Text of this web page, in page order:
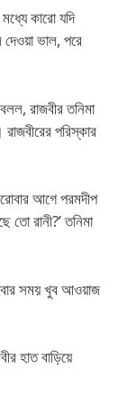
কারো যদি
ভাল, পরে
রাজবীর তনিমা
পরিস্কার
আগে পরমদীপ
রানী?’ তনিমা
সময় খুব আওয়াজ
হাত বাড়িয়ে